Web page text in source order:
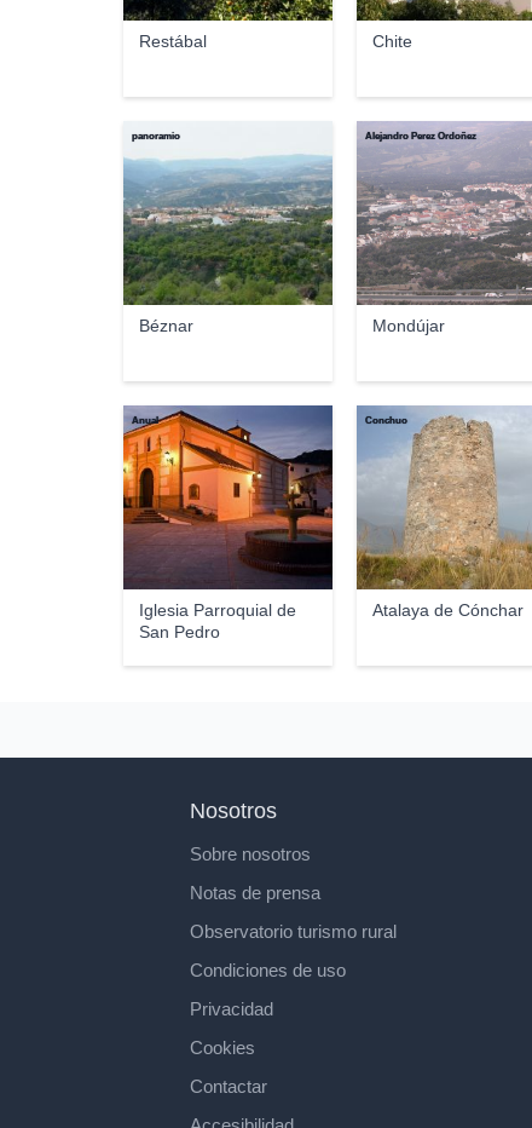
Restábal Chite
Béznar
panoramio
Mondújar
Alejandro Perez Ordoñez
Iglesia Parroquial de
San Pedro
Anual
Atalaya de Cónchar
Conchuo
Nosotros
Sobre nosotros
Notas de prensa
Observatorio turismo rural
Condiciones de uso
Privacidad
Cookies
Contactar